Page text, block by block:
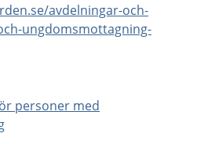
avdelningar-och-
ungdomsmottagning-
personer med